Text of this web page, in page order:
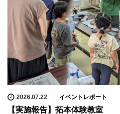
2026.07.22 イベントレポート
【実施報告】拓本体験教室